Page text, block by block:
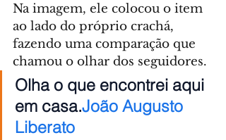
Na imagem, ele colocou o item
ao lado do próprio crachá,
fazendo uma comparação que
chamou o olhar dos seguidores.
Olha o que encontrei aqui
em casa.João Augusto
Liberato